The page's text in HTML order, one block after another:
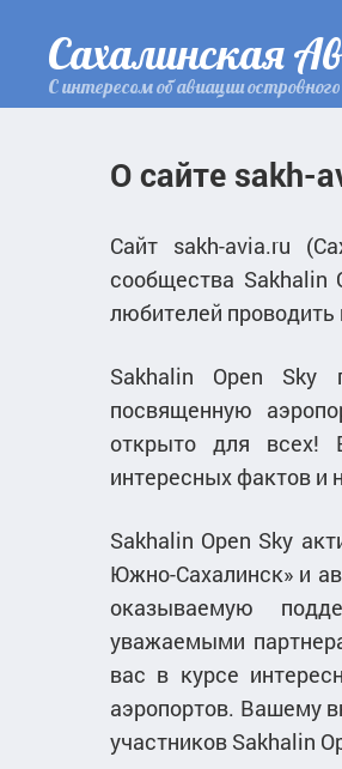
Сахалинская
С интересом об авиации
О сайте sakh-
Сайт sakh-avia.ru
сообщества Sakhalin
любителей проводить
Sakhalin Open Sky
посвященную
открыто для всех!
интересных фактов
Sakhalin Open Sky
Южно-Сахалинск» и
оказываемую
уважаемыми
вас в курсе
аэропортов. Вашему
участников Sakhalin